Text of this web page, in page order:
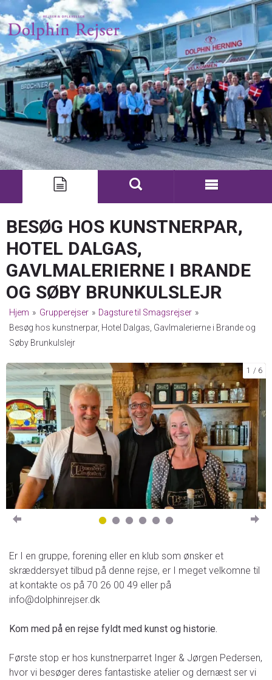
BESØG HOS KUNSTNERPAR,
HOTEL DALGAS,
GAVLMALERIERNE I BRANDE
OG SØBY BRUNKULSLEJR
Hjem » Grupperejser » Dagsture til Smagsrejser »
Besøg hos kunstnerpar, Hotel Dalgas, Gavlmalerierne i Brande og
Søby Brunkulslejr
1 6
Er I en gruppe, forening eller en klub som ønsker et
skræddersyet tilbud på denne rejse, er I meget velkomne til
at kontakte os på 70 26 00 49 eller på
info@dolphinrejser.dk
Kom med på en rejse fyldt med kunst og historie.
Første stop er hos kunstnerparret Inger & Jørgen Pedersen,
hvor vi besøger deres fantastiske atelier og dernæst ser vi